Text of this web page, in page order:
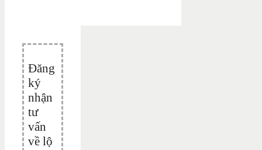
Đăng
ký
nhận
tư
vấn
về lộ